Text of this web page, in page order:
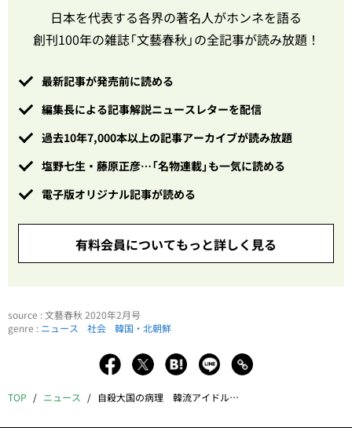
日本を代表する各界の著名人がホンネを語る
創刊100年の雑誌「文藝春秋」の全記事が読み放題！
最新記事が発売前に読める
編集長による記事解説ニュースレターを配信
過去10年7,000本以上の記事アーカイブが読み放題
塩野七生・藤原正彦…「名物連載」も一気に読める
電子版オリジナル記事が読める
有料会員についてもっと詳しく見る
source : 文藝春秋 2020年2月号
genre : ニュース 社会 韓国・北朝鮮
TOP ニュース 自殺大国の病理 韓流アイドルが死を選ぶとき